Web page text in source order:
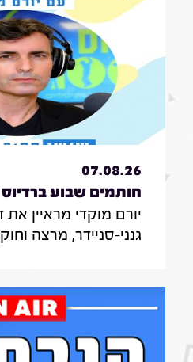
07.08.26
330, 07 באוגוסט 2026
יורם מוקדי מראיין את
גנני-סניידר, מרצה
אי-הישארותם של
בעת איום בטחוני;
תקשורת באונ' בר